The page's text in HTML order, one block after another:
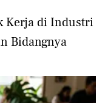
Kerja di Industri
Bidangnya